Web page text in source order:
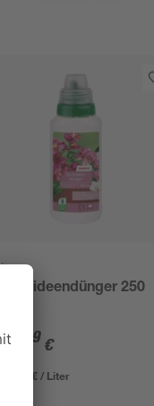
toom
Orchideendünger 250
3 99 €
15,96 € / Liter